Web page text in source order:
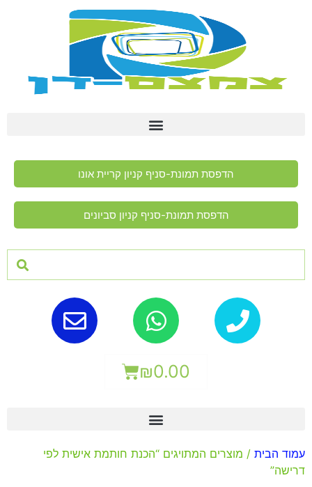
הדפסת תמונת-סניף קניון קריית אונו
הדפסת תמונת-סניף קניון סביונים
₪0.00
עמוד הבית / מוצרים המתויגים “הכנת חותמת אישית לפי
דרישה”